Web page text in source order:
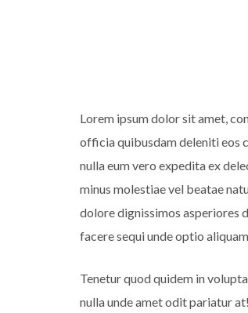
Lorem ipsum dolor sit amet,
officia quibusdam deleniti eos
nulla eum vero expedita ex
minus molestiae vel beatae
dolore dignissimos asperiores
facere sequi unde optio
Tenetur quod quidem in
nulla unde amet odit pariatur